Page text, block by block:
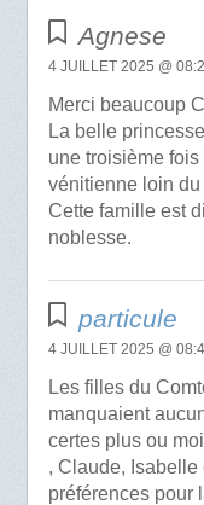
Agnese
4 JUILLET 2025 @
Merci beaucoup
La belle
une troisième
vénitienne loin
Cette famille est
noblesse.
particule
4 JUILLET 2025 @
Les filles du
manquaient
certes plus ou
, Claude, Isabelle
préférences pour